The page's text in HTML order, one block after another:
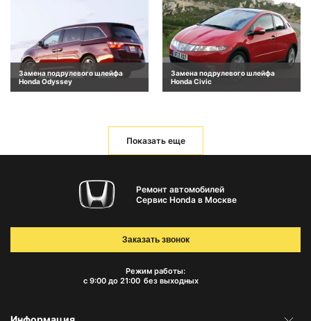
Замена подрулевого шлейфа
Honda Odyssey
Замена подрулевого шлейфа
Honda Civic
Показать еще
Ремонт автомобилей
Сервис Honda в Москве
Режим работы:
с 9:00 до 21:00 без выходных
Заказать звонок